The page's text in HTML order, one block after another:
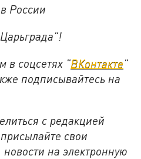
России
в соцсетях "ВКонтакте"
подписывайтесь на
с редакцией
свои
на электронную